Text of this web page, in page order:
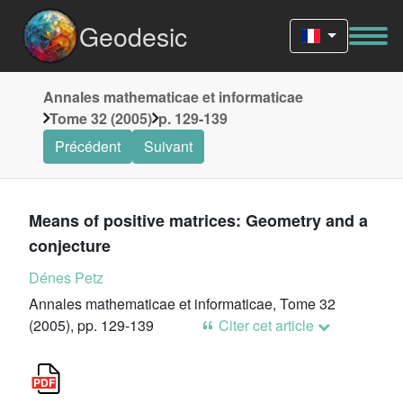
Geodesic
Annales mathematicae et informaticae
Tome 32 (2005) p. 129-139
Précédent
Suivant
Means of positive matrices: Geometry and a
conjecture
Dénes Petz
Annales mathematicae et informaticae, Tome 32
(2005), pp. 129-139
Citer cet article